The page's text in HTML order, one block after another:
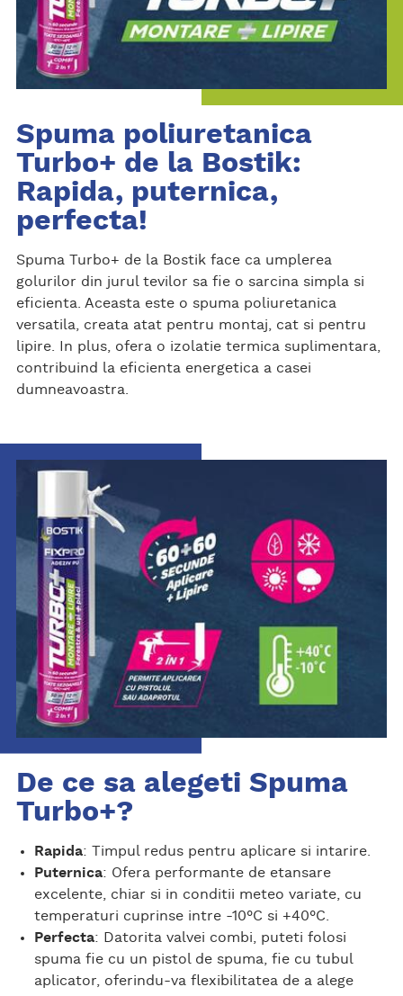
Spuma poliuretanica
Turbo+ de la Bostik:
Rapida, puternica,
perfecta!
Spuma Turbo+ de la Bostik face ca umplerea
golurilor din jurul tevilor sa fie o sarcina simpla si
eficienta. Aceasta este o spuma poliuretanica
versatila, creata atat pentru montaj, cat si pentru
lipire. In plus, ofera o izolatie termica suplimentara,
contribuind la eficienta energetica a casei
dumneavoastra.
De ce sa alegeti Spuma
Turbo+?
Rapida: Timpul redus pentru aplicare si intarire.
Puternica: Ofera performante de etansare
excelente, chiar si in conditii meteo variate, cu
temperaturi cuprinse intre -10°C si +40°C.
Perfecta: Datorita valvei combi, puteti folosi
spuma fie cu un pistol de spuma, fie cu tubul
aplicator, oferindu-va flexibilitatea de a alege